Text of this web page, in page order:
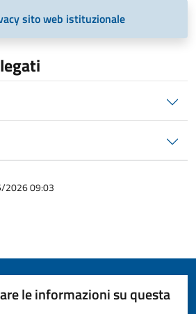
sito web istituzionale
2026 09:03
le informazioni su questa